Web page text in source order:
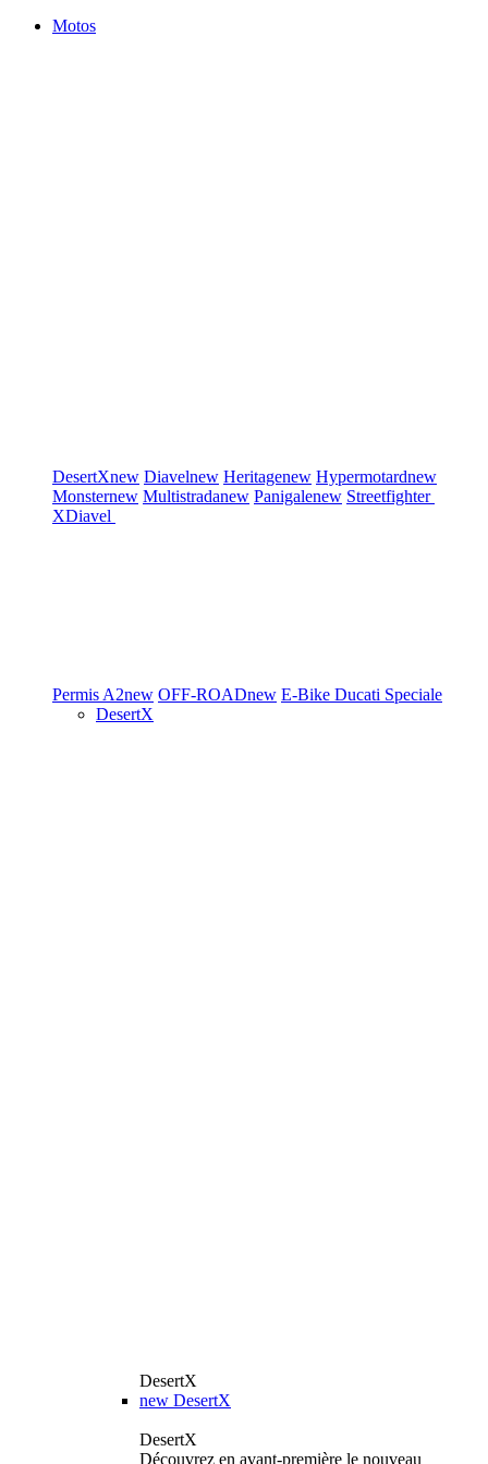
Motos
DesertXnew Diavelnew Heritagenew Hypermotardnew
Monsternew Multistradanew Panigalenew Streetfighter
XDiavel
Permis A2new OFF-ROADnew E-Bike Ducati Speciale
DesertX
DesertX
new DesertX
DesertX
Découvrez en avant-première le nouveau